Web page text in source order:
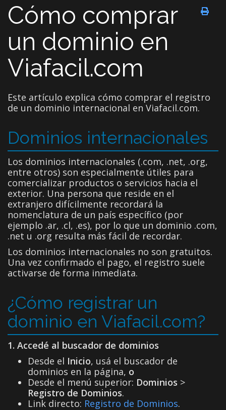
Cómo comprar
un dominio en
Viafacil.com
Este artículo explica cómo comprar el registro
de un dominio internacional en Viafacil.com.
Dominios internacionales
Los dominios internacionales (.com, .net, .org,
entre otros) son especialmente útiles para
comercializar productos o servicios hacia el
exterior. Una persona que reside en el
extranjero difícilmente recordará la
nomenclatura de un país específico (por
ejemplo .ar, .cl, .es), por lo que un dominio .com,
.net u .org resulta más fácil de recordar.
Los dominios internacionales no son gratuitos.
Una vez confirmado el pago, el registro suele
activarse de forma inmediata.
¿Cómo registrar un
dominio en Viafacil.com?
1. Accedé al buscador de dominios
Desde el Inicio, usá el buscador de
dominios en la página, o
Desde el menú superior: Dominios >
Registro de Dominios.
Link directo: Registro de Dominios.